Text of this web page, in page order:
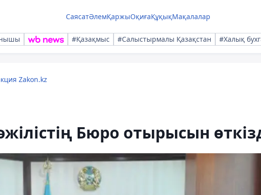
СаясатӘлемҚаржыОқиғаҚұқықМақалалар
#Қазақмыс #Салыстырмалы Қазақстан #Халық
Zakon.kz
Бюро отырысын